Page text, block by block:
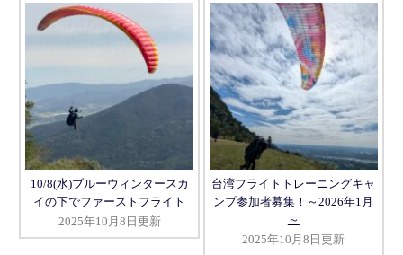
10/8(水)ブルーウィンタースカ
イの下でファーストフライト
2025年10月8日更新
台湾フライトトレーニングキャ
ンプ参加者募集！～2026年1月
～
2025年10月8日更新